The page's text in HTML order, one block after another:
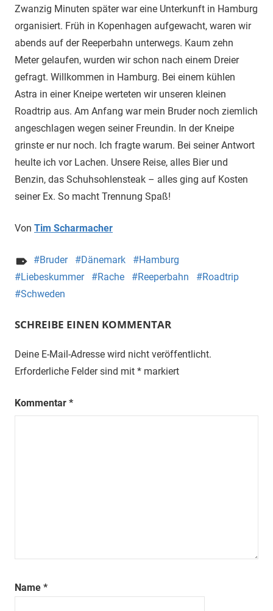
Zwanzig Minuten später war eine Unterkunft in Hamburg
organisiert. Früh in Kopenhagen aufgewacht, waren wir
abends auf der Reeperbahn unterwegs. Kaum zehn
Meter gelaufen, wurden wir schon nach einem Dreier
gefragt. Willkommen in Hamburg. Bei einem kühlen
Astra in einer Kneipe werteten wir unseren kleinen
Roadtrip aus. Am Anfang war mein Bruder noch ziemlich
angeschlagen wegen seiner Freundin. In der Kneipe
grinste er nur noch. Ich fragte warum. Bei seiner Antwort
heulte ich vor Lachen. Unsere Reise, alles Bier und
Benzin, das Schuhsohlensteak – alles ging auf Kosten
seiner Ex. So macht Trennung Spaß!
Von Tim Scharmacher
Bruder Dänemark
Hamburg
Liebeskummer
Rache Reeperbahn
Roadtrip
Schweden
SCHREIBE EINEN KOMMENTAR
Deine E-Mail-Adresse wird nicht veröffentlicht.
Erforderliche Felder sind mit * markiert
Kommentar *
Name *